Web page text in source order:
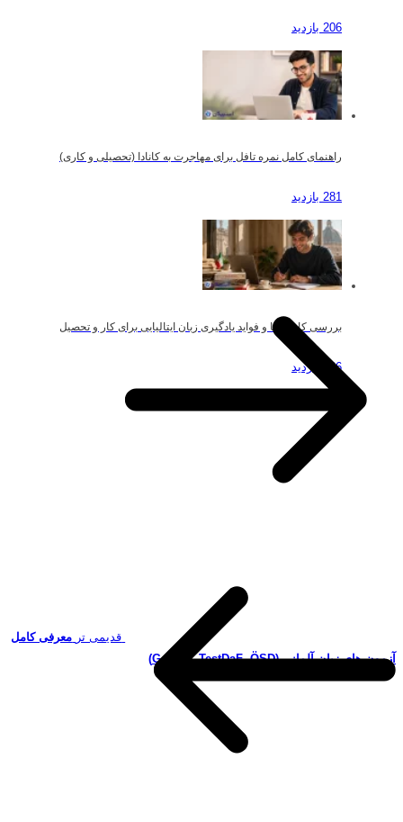
206 بازدید
راهنمای کامل نمره تافل برای مهاجرت به کانادا (تحصیلی و کاری)
281 بازدید
بررسی کاربردها و فواید یادگیری زبان ایتالیایی برای کار و تحصیل
186 بازدید
قدیمی تر معرفی کامل
آزمون‌ های زبان آلمانی (Goethe، TestDaF، ÖSD)